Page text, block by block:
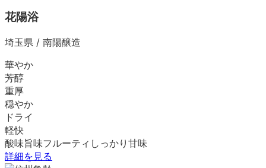
花陽浴
埼玉県 / 南陽醸造
華やか
芳醇
重厚
穏やか
ドライ
軽快
酸味旨味フルーティ しっかり 甘味
詳細を見る